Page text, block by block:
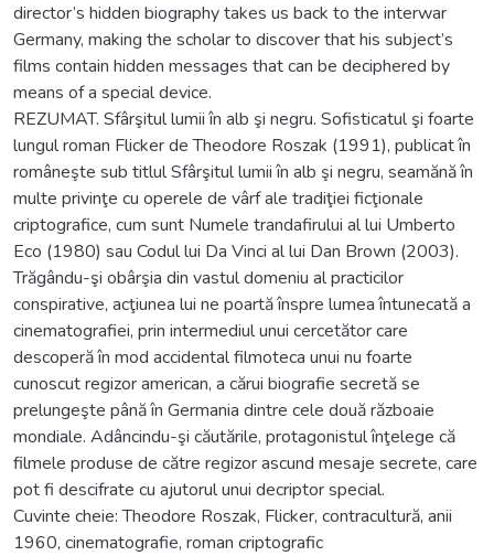
director’s hidden biography takes us back to the interwar
Germany, making the scholar to discover that his subject’s
films contain hidden messages that can be deciphered by
means of a special device.
REZUMAT. Sfârşitul lumii în alb şi negru. Sofisticatul şi foarte
lungul roman Flicker de Theodore Roszak (1991), publicat în
româneşte sub titlul Sfârşitul lumii în alb şi negru, seamănă în
multe privinţe cu operele de vârf ale tradiţiei ficţionale
criptografice, cum sunt Numele trandafirului al lui Umberto
Eco (1980) sau Codul lui Da Vinci al lui Dan Brown (2003).
Trăgându-şi obârşia din vastul domeniu al practicilor
conspirative, acţiunea lui ne poartă înspre lumea întunecată a
cinematografiei, prin intermediul unui cercetător care
descoperă în mod accidental filmoteca unui nu foarte
cunoscut regizor american, a cărui biografie secretă se
prelungeşte până în Germania dintre cele două războaie
mondiale. Adâncindu-şi căutările, protagonistul înţelege că
filmele produse de către regizor ascund mesaje secrete, care
pot fi descifrate cu ajutorul unui decriptor special.
Cuvinte cheie: Theodore Roszak, Flicker, contracultură, anii
1960, cinematografie, roman criptografic